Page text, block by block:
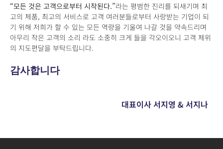
“모든 것은 고객으로부터 시작된다.”라는 평범한 진리를 되새기며 최
고의 제품, 최고의 서비스로 고객 여러분들로부터 사랑받는 기업이 되
기 위해 저희가 할 수 있는 모든 역량을 기울여 나갈 것을 약속드리며
아무리 작은 고객의 소리 라도 소중히 크게 들을 각오이오니 고객 제위
의 지도편달을 부탁드립니다.
감사합니다
대표이사 서지영 & 서지나